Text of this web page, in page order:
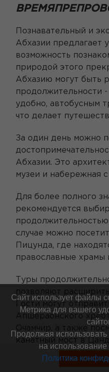
Познавательный и
Абхазии предлагает
возможность
природой этого
Абхазию могут быть
продолжительности -
удобно, автобусным
что делает
За один день можно
Абхазии. Это
музеи и набережная
Для более полного
рекомендуется
случае можно
Пицунда, где
православные храмы
Туры
позволяют
Гости могут
Апшераонского
Очамчир, а также
канатный мост в
Для тех, кто хочет
Смотреть
Сайт использует файлы
Метрика для вашего
Продолжая
на
Политика